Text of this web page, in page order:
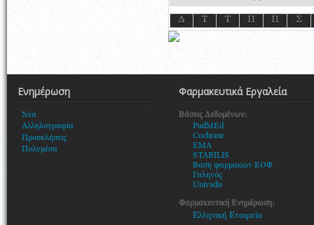
Δ Τ Τ Π Π Σ
Ενημέρωση
Νεα
Αλληλογραφία
Προσκλήσεις
Πολυμέσα
Φαρμακευτικά Εργαλεία
Βάσεις Δεδομένων:
PudMEd
Cochrane
EMA
STABILIS
Βαση φαρμακων ΕΟΦ
Γαληνός
Univadis
Φαρμακευτική Ενημέρωση:
Ελληνική Εταιρεία